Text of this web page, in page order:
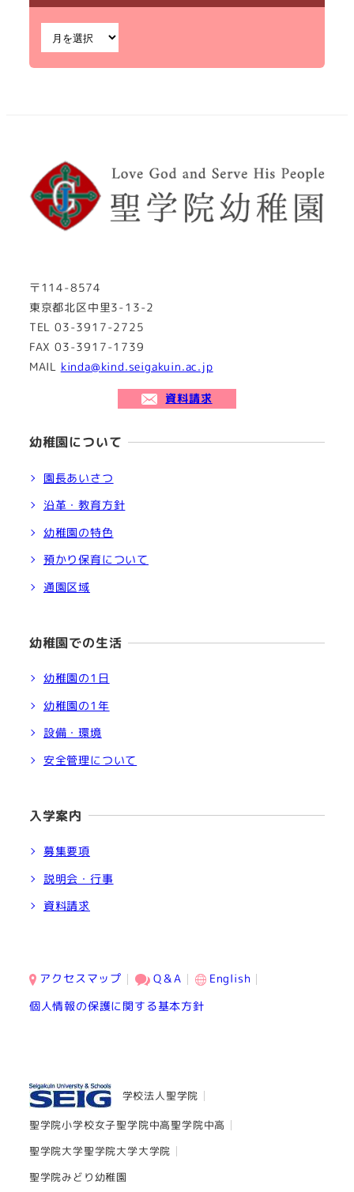
〒114-8574
東京都北区中里3-13-2
TEL 03-3917-2725
FAX 03-3917-1739
MAIL kinda@kind.seigakuin.ac.jp
資料請求
幼稚園について
園長あいさつ
沿革・教育方針
幼稚園の特色
預かり保育について
通園区域
幼稚園での生活
幼稚園の1日
幼稚園の1年
設備・環境
安全管理について
入学案内
募集要項
説明会・行事
資料請求
アクセスマップ Q＆A
English
個人情報の保護に関する基本方針
学校法人聖学院
聖学院小学校女子聖学院中高聖学院中高
聖学院大学聖学院大学大学院
聖学院みどり幼稚園